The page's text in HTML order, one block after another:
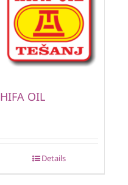
HIFA OIL
Details